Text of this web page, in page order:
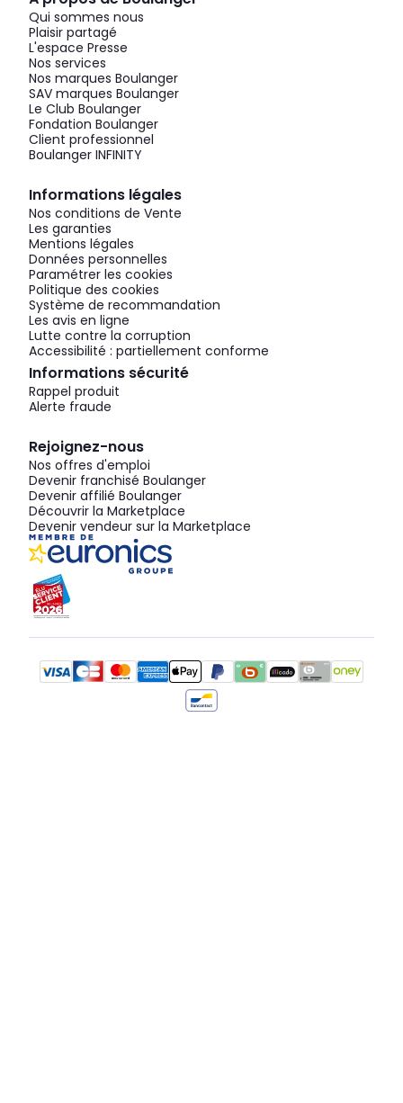
Qui sommes nous
Plaisir partagé
L'espace Presse
Nos services
Nos marques Boulanger
SAV marques Boulanger
Le Club Boulanger
Fondation Boulanger
Client professionnel
Boulanger INFINITY
Informations légales
Nos conditions de Vente
Les garanties
Mentions légales
Données personnelles
Paramétrer les cookies
Politique des cookies
Système de recommandation
Les avis en ligne
Lutte contre la corruption
Accessibilité : partiellement conforme
Informations sécurité
Rappel produit
Alerte fraude
Rejoignez-nous
Nos offres d'emploi
Devenir franchisé Boulanger
Devenir affilié Boulanger
Découvrir la Marketplace
Devenir vendeur sur la Marketplace